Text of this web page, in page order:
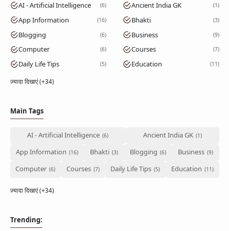
AI - Artificial Intelligence 6 Ancient India GK 1
App Information 16 Bhakti 3
Blogging 6 Business 9
Computer 6 Courses 7
Daily Life Tips 5 Education 11
ज़्यादा दिखाएं (+34)
Main Tags
AI - Artificial Intelligence
Ancient India GK
App Information
Bhakti Blogging
Business
Computer
Courses Daily Life Tips Education
ज़्यादा दिखाएं (+34)
Trending: